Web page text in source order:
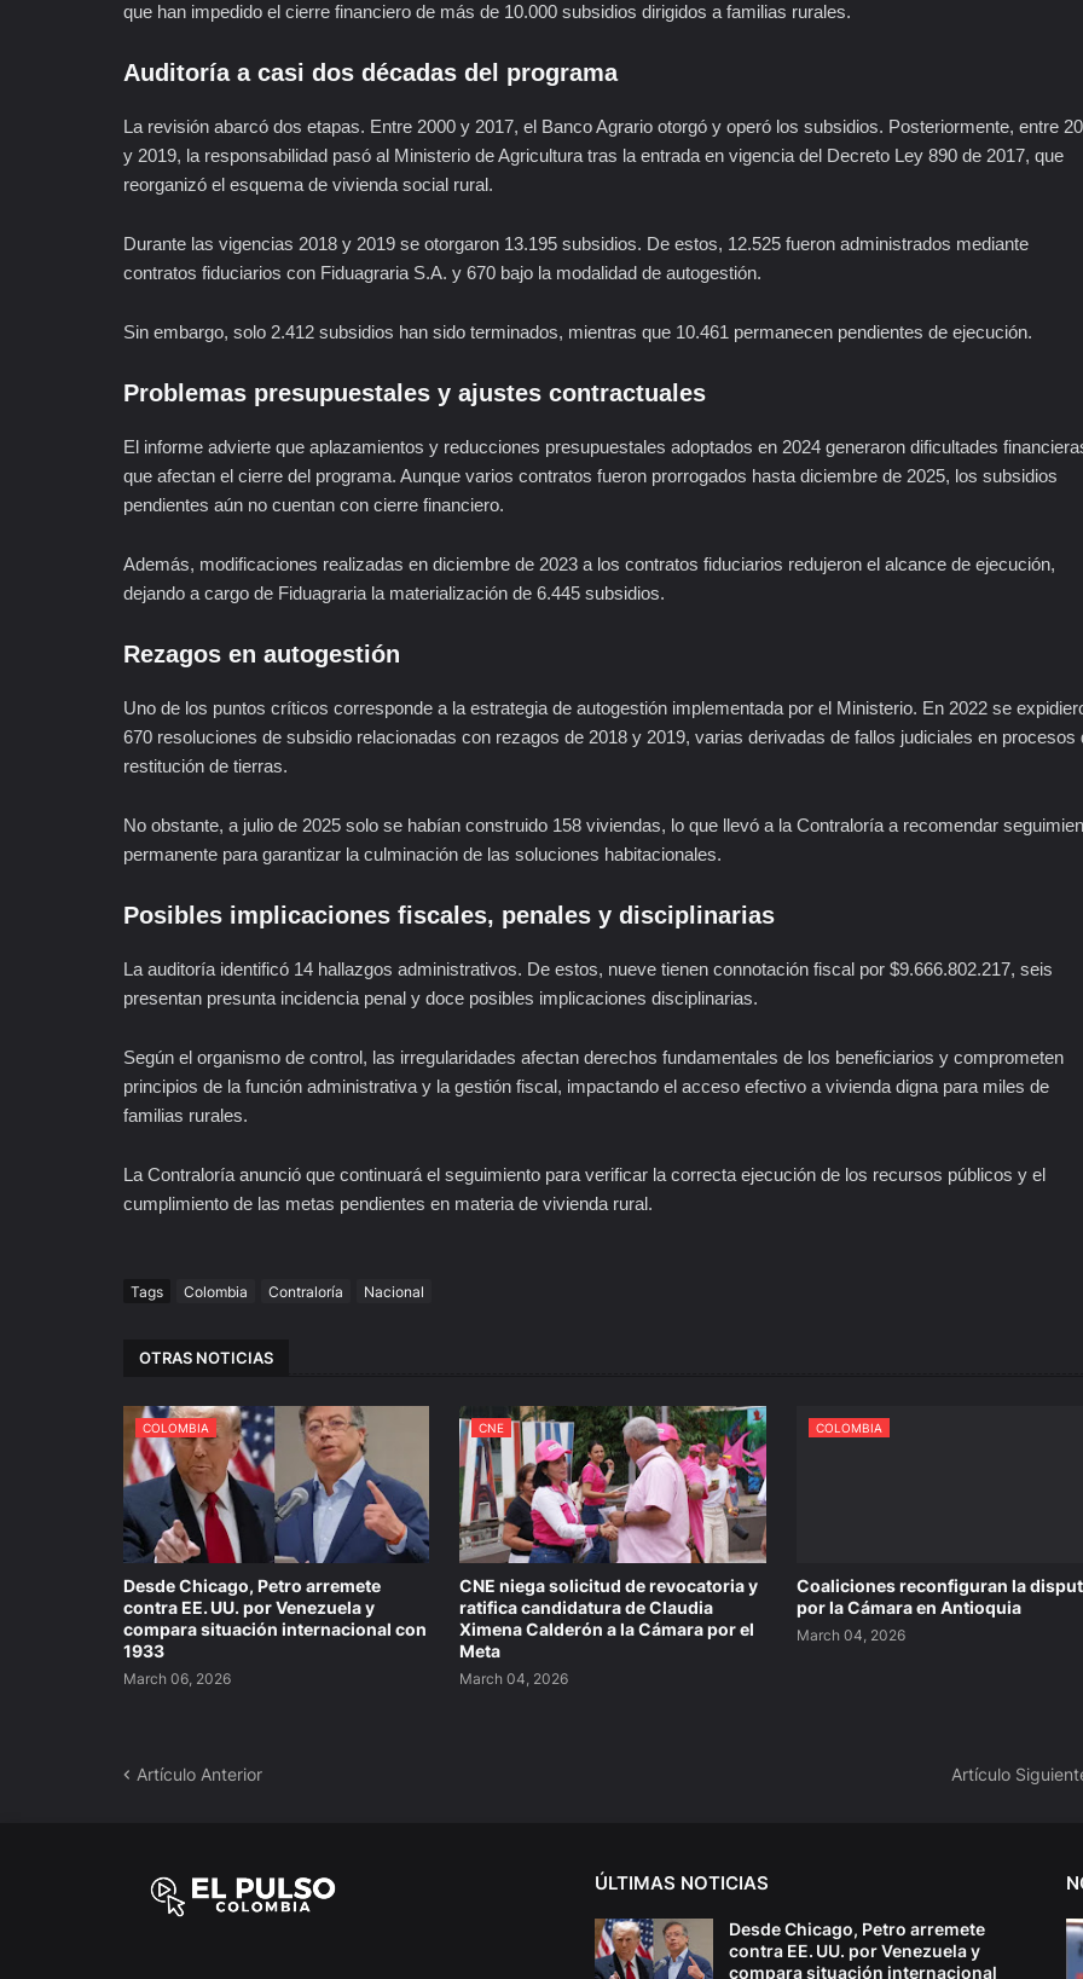
que han impedido el cierre financiero de más de 10.000 subsidios dirigidos a familias rurales.
Auditoría a casi dos décadas del programa
La revisión abarcó dos etapas. Entre 2000 y 2017, el Banco Agrario otorgó y operó los subsidios. Posteriormente, entre
y 2019, la responsabilidad pasó al Ministerio de Agricultura tras la entrada en vigencia del Decreto Ley 890 de 2017, que
reorganizó el esquema de vivienda social rural.
Durante las vigencias 2018 y 2019 se otorgaron 13.195 subsidios. De estos, 12.525 fueron administrados mediante
contratos fiduciarios con Fiduagraria S.A. y 670 bajo la modalidad de autogestión.
Sin embargo, solo 2.412 subsidios han sido terminados, mientras que 10.461 permanecen pendientes de ejecución.
Problemas presupuestales y ajustes contractuales
El informe advierte que aplazamientos y reducciones presupuestales adoptados en 2024 generaron dificultades
que afectan el cierre del programa. Aunque varios contratos fueron prorrogados hasta diciembre de 2025, los subsidios
pendientes aún no cuentan con cierre financiero.
Además, modificaciones realizadas en diciembre de 2023 a los contratos fiduciarios redujeron el alcance de ejecución,
dejando a cargo de Fiduagraria la materialización de 6.445 subsidios.
Rezagos en autogestión
Uno de los puntos críticos corresponde a la estrategia de autogestión implementada por el Ministerio. En 2022 se
670 resoluciones de subsidio relacionadas con rezagos de 2018 y 2019, varias derivadas de fallos judiciales en procesos
restitución de tierras.
No obstante, a julio de 2025 solo se habían construido 158 viviendas, lo que llevó a la Contraloría a recomendar
permanente para garantizar la culminación de las soluciones habitacionales.
Posibles implicaciones fiscales, penales y disciplinarias
La auditoría identificó 14 hallazgos administrativos. De estos, nueve tienen connotación fiscal por $9.666.802.217, seis
presentan presunta incidencia penal y doce posibles implicaciones disciplinarias.
Según el organismo de control, las irregularidades afectan derechos fundamentales de los beneficiarios y comprometen
principios de la función administrativa y la gestión fiscal, impactando el acceso efectivo a vivienda digna para miles de
familias rurales.
La Contraloría anunció que continuará el seguimiento para verificar la correcta ejecución de los recursos públicos y el
cumplimiento de las metas pendientes en materia de vivienda rural.
Tags Colombia Contraloría Nacional
OTRAS NOTICIAS
COLOMBIA
Desde Chicago, Petro arremete
contra EE. UU. por Venezuela y
compara situación internacional con
1933
March 06, 2026
CNE
CNE niega solicitud de revocatoria y
ratifica candidatura de Claudia
Ximena Calderón a la Cámara por el
Meta
March 04, 2026
COLOMBIA
Coaliciones reconfiguran la
por la Cámara en Antioquia
March 04, 2026
Artículo Anterior Artículo
ÚLTIMAS NOTICIAS
Desde Chicago, Petro arremete
contra EE. UU. por Venezuela y
compara situación internacional